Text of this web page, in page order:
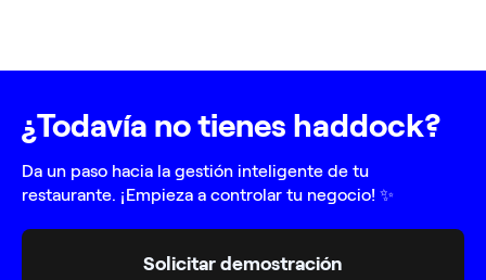
¿Todavía no tienes haddock?
Da un paso hacia la gestión inteligente de tu
restaurante. ¡Empieza a controlar tu negocio! ✨
Solicitar demostración